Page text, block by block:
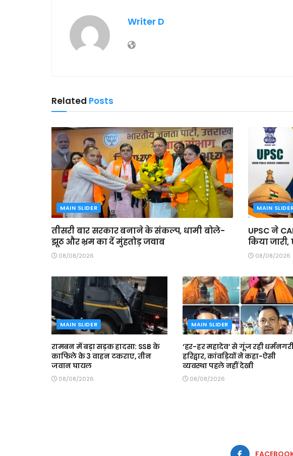
Writer D
Related Posts
MAIN SLIDER
तीसरी बार सरकार बनाने के संकल्प, धामी बोले-
झूठ और भ्रम का दें मुंहतोड़ जवाब
08/08/2026
MAIN
UPSC ने
किया
08/08/2026
MAIN SLIDER
रामबन में बड़ा सड़क हादसा: SSB के
काफिले के 3 वाहन टकराए, तीन
जवान घायल
08/08/2026
MAIN SLIDER
‘हर-हर महादेव’ से गूंज रही
हरिद्वार, कांवड़ियों ने कहा-ऐसी
व्यवस्था पहले नहीं देखी
08/08/2026